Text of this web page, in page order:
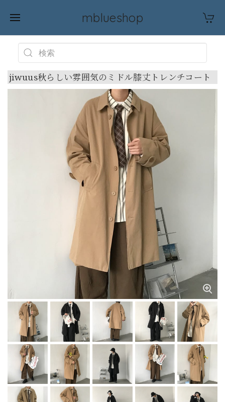
mblueshop
jiwuus秋らしい雰囲気のミドル膝丈トレンチコート